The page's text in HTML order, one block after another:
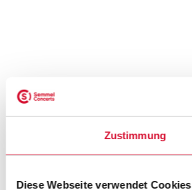
Zustimmung
Diese Webseite verwendet Cookies